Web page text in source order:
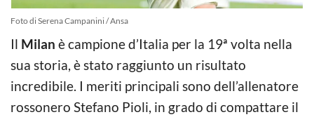
Foto di Serena Campanini / Ansa
Il Milan è campione d’Italia per la 19ª volta nella
sua storia, è stato raggiunto un risultato
incredibile. I meriti principali sono dell’allenatore
rossonero Stefano Pioli, in grado di compattare il